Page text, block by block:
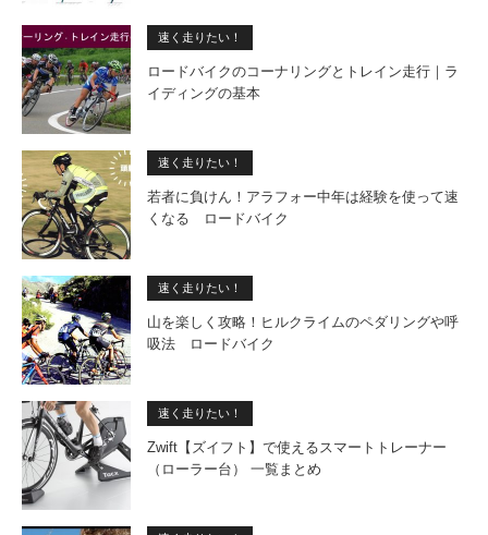
速く走りたい！
ロードバイクのコーナリングとトレイン走行｜ラ
イディングの基本
速く走りたい！
若者に負けん！アラフォー中年は経験を使って速
くなる ロードバイク
速く走りたい！
山を楽しく攻略！ヒルクライムのペダリングや呼
吸法 ロードバイク
速く走りたい！
Zwift【ズイフト】で使えるスマートトレーナー
（ローラー台） 一覧まとめ